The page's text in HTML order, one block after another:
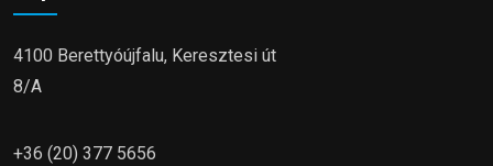
4100 Berettyóújfalu, Keresztesi út
8/A
+36 (20) 377 5656